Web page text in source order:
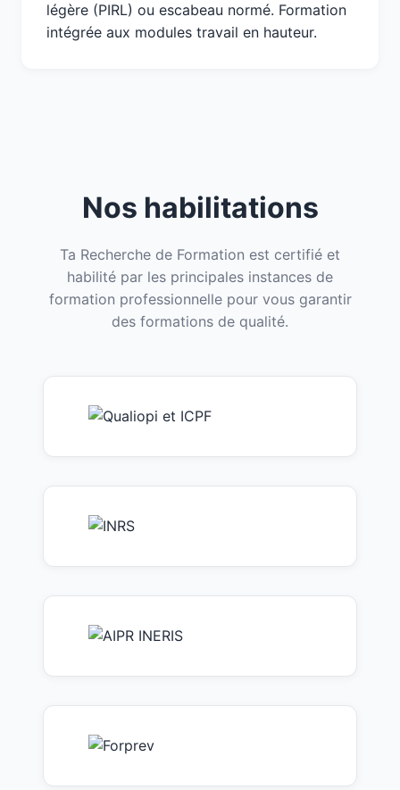
légère (PIRL) ou escabeau normé. Formation
intégrée aux modules travail en hauteur.
Nos habilitations
Ta Recherche de Formation est certifié et
habilité par les principales instances de
formation professionnelle pour vous garantir
des formations de qualité.